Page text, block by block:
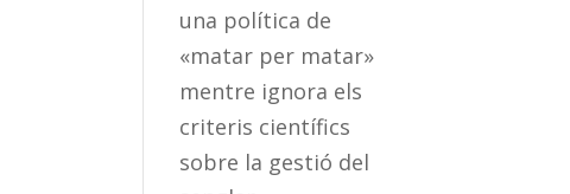
una política de
«matar per matar»
mentre ignora els
criteris científics
sobre la gestió del